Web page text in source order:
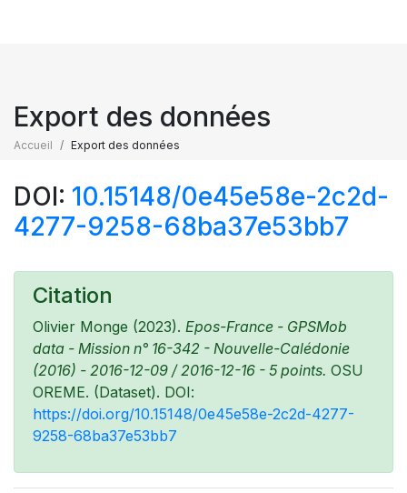
Export des données
Accueil Export des données
DOI: 10.15148/0e45e58e-2c2d-
4277-9258-68ba37e53bb7
Citation
Olivier Monge (2023). Epos-France - GPSMob
data - Mission n° 16-342 - Nouvelle-Calédonie
(2016) - 2016-12-09 / 2016-12-16 - 5 points. OSU
OREME. (Dataset). DOI:
https://doi.org/10.15148/0e45e58e-2c2d-4277-
9258-68ba37e53bb7